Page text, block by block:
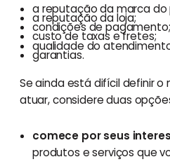
a reputação da marca do
a reputação da loja;
condições de pagamento;
custo de taxas e fretes;
qualidade do
garantias.
Se ainda está difícil definir
atuar, considere duas
comece por seus
produtos e serviços que